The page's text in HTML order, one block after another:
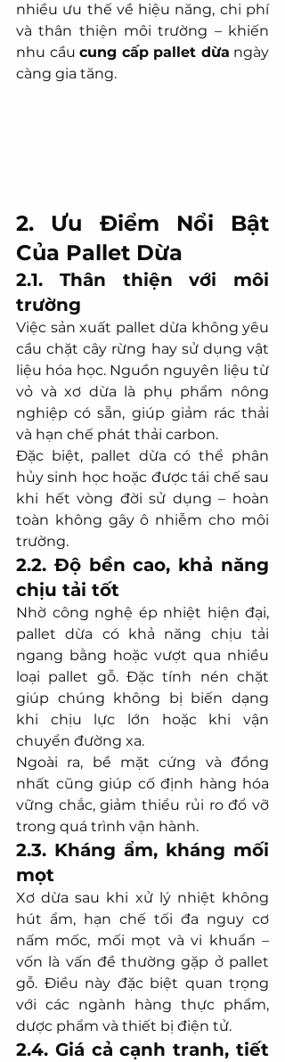
nhiều ưu thế về hiệu năng, chi phí
và thân thiện môi trường – khiến
nhu cầu cung cấp pallet dừa ngày
càng gia tăng.
2. Ưu Điểm Nổi Bật
Của Pallet Dừa
2.1. Thân thiện với môi
trường
Việc sản xuất pallet dừa không yêu
cầu chặt cây rừng hay sử dụng vật
liệu hóa học. Nguồn nguyên liệu từ
vỏ và xơ dừa là phụ phẩm nông
nghiệp có sẵn, giúp giảm rác thải
và hạn chế phát thải carbon.
Đặc biệt, pallet dừa có thể phân
hủy sinh học hoặc được tái chế sau
khi hết vòng đời sử dụng – hoàn
toàn không gây ô nhiễm cho môi
trường.
2.2. Độ bền cao, khả năng
chịu tải tốt
Nhờ công nghệ ép nhiệt hiện đại,
pallet dừa có khả năng chịu tải
ngang bằng hoặc vượt qua nhiều
loại pallet gỗ. Đặc tính nén chặt
giúp chúng không bị biến dạng
khi chịu lực lớn hoặc khi vận
chuyển đường xa.
Ngoài ra, bề mặt cứng và đồng
nhất cũng giúp cố định hàng hóa
vững chắc, giảm thiểu rủi ro đổ vỡ
trong quá trình vận hành.
2.3. Kháng ẩm, kháng mối
mọt
Xơ dừa sau khi xử lý nhiệt không
hút ẩm, hạn chế tối đa nguy cơ
nấm mốc, mối mọt và vi khuẩn –
vốn là vấn đề thường gặp ở pallet
gỗ. Điều này đặc biệt quan trọng
với các ngành hàng thực phẩm,
dược phẩm và thiết bị điện tử.
2.4. Giá cả cạnh tranh, tiết